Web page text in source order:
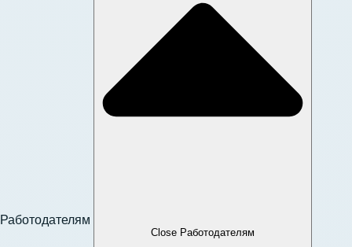
Работодателям
Close Работодателям